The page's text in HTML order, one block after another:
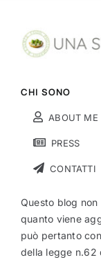
CHI SONO
ABOUT ME
PRESS
CONTATTI
Questo blog
quanto viene
può pertanto
della legge n.62